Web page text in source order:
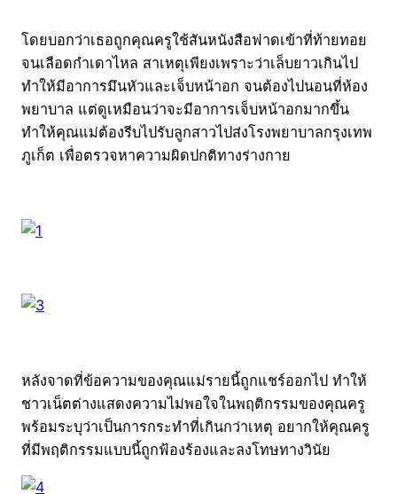
โดยบอกว่าเธอถูกคุณครูใช้สันหนังสือฟาดเข้าที่ท้ายทอย
จนเลือดกำเดาไหล สาเหตุเพียงเพราะว่าเล็บยาวเกินไป
ทำให้มีอาการมึนหัวและเจ็บหน้าอก จนต้องไปนอนที่ห้อง
พยาบาล แต่ดูเหมือนว่าจะมีอาการเจ็บหน้าอกมากขึ้น
ทำให้คุณแม่ต้องรีบไปรับลูกสาวไปส่งโรงพยาบาลกรุงเทพ
ภูเก็ต เพื่อตรวจหาความผิดปกติทางร่างกาย
หลังจาดที่ข้อความของคุณแม่รายนี้ถูกแชร์ออกไป ทำให้
ชาวเน็ตต่างแสดงความไม่พอใจในพฤติกรรมของคุณครู
พร้อมระบุว่าเป็นการกระทำที่เกินกว่าเหตุ อยากให้คุณครู
ที่มีพฤติกรรมแบบนี้ถูกฟ้องร้องและลงโทษทางวินัย